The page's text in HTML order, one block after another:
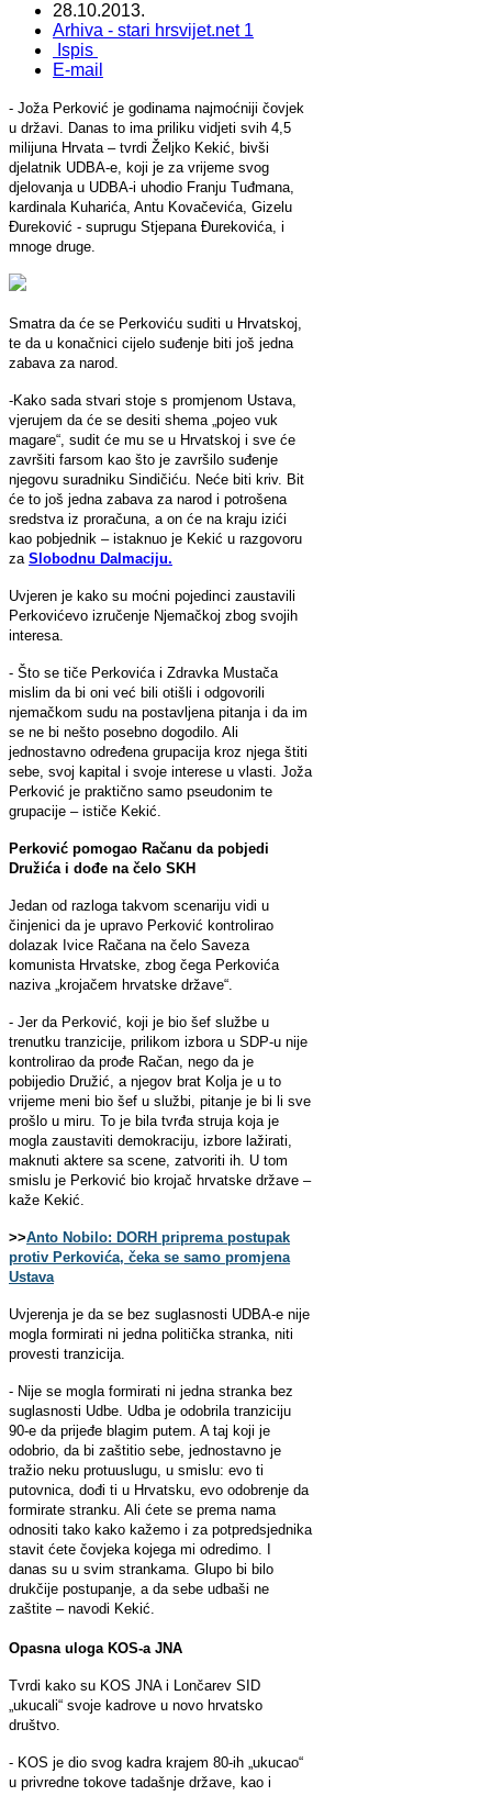
28.10.2013.
Arhiva - stari hrsvijet.net 1
Ispis
E-mail
- Joža Perković je godinama najmoćniji čovjek
u državi. Danas to ima priliku vidjeti svih 4,5
milijuna Hrvata – tvrdi Željko Kekić, bivši
djelatnik UDBA-e, koji je za vrijeme svog
djelovanja u UDBA-i uhodio Franju Tuđmana,
kardinala Kuharića, Antu Kovačevića, Gizelu
Đureković - suprugu Stjepana Đurekovića, i
mnoge druge.
Smatra da će se Perkoviću suditi u Hrvatskoj,
te da u konačnici cijelo suđenje biti još jedna
zabava za narod.
-Kako sada stvari stoje s promjenom Ustava,
vjerujem da će se desiti shema „pojeo vuk
magare“, sudit će mu se u Hrvatskoj i sve će
završiti farsom kao što je završilo suđenje
njegovu suradniku Sindičiću. Neće biti kriv. Bit
će to još jedna zabava za narod i potrošena
sredstva iz proračuna, a on će na kraju izići
kao pobjednik – istaknuo je Kekić u razgovoru
za Slobodnu Dalmaciju.
Uvjeren je kako su moćni pojedinci zaustavili
Perkovićevo izručenje Njemačkoj zbog svojih
interesa.
- Što se tiče Perkovića i Zdravka Mustača
mislim da bi oni već bili otišli i odgovorili
njemačkom sudu na postavljena pitanja i da im
se ne bi nešto posebno dogodilo. Ali
jednostavno određena grupacija kroz njega štiti
sebe, svoj kapital i svoje interese u vlasti. Joža
Perković je praktično samo pseudonim te
grupacije – ističe Kekić.
Perković pomogao Račanu da pobjedi
Družića i dođe na čelo SKH
Jedan od razloga takvom scenariju vidi u
činjenici da je upravo Perković kontrolirao
dolazak Ivice Račana na čelo Saveza
komunista Hrvatske, zbog čega Perkovića
naziva „krojačem hrvatske države“.
- Jer da Perković, koji je bio šef službe u
trenutku tranzicije, prilikom izbora u SDP-u nije
kontrolirao da prođe Račan, nego da je
pobijedio Družić, a njegov brat Kolja je u to
vrijeme meni bio šef u službi, pitanje je bi li sve
prošlo u miru. To je bila tvrđa struja koja je
mogla zaustaviti demokraciju, izbore lažirati,
maknuti aktere sa scene, zatvoriti ih. U tom
smislu je Perković bio krojač hrvatske države –
kaže Kekić.
>>Anto Nobilo: DORH priprema postupak
protiv Perkovića, čeka se samo promjena
Ustava
Uvjerenja je da se bez suglasnosti UDBA-e nije
mogla formirati ni jedna politička stranka, niti
provesti tranzicija.
- Nije se mogla formirati ni jedna stranka bez
suglasnosti Udbe. Udba je odobrila tranziciju
90-e da prijeđe blagim putem. A taj koji je
odobrio, da bi zaštitio sebe, jednostavno je
tražio neku protuuslugu, u smislu: evo ti
putovnica, dođi ti u Hrvatsku, evo odobrenje da
formirate stranku. Ali ćete se prema nama
odnositi tako kako kažemo i za potpredsjednika
stavit ćete čovjeka kojega mi odredimo. I
danas su u svim strankama. Glupo bi bilo
drukčije postupanje, a da sebe udbaši ne
zaštite – navodi Kekić.
Opasna uloga KOS-a JNA
Tvrdi kako su KOS JNA i Lončarev SID
„ukucali“ svoje kadrove u novo hrvatsko
društvo.
- KOS je dio svog kadra krajem 80-ih „ukucao“
u privredne tokove tadašnje države, kao i